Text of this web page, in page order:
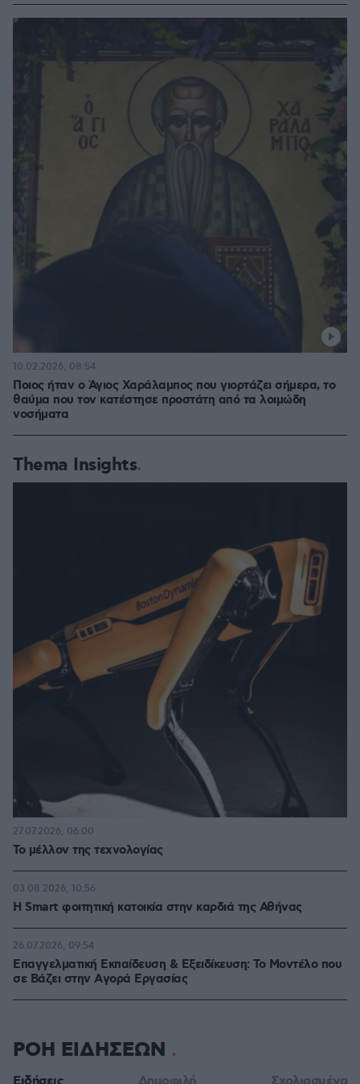
Ποιος ήταν ο Άγιος Χαράλαμπος που γιορτάζει σήμερα, το
θαύμα που τον κατέστησε προστάτη από τα λοιμώδη
νοσήματα
10.02.2026, 08:54
Thema Insights
Το μέλλον της τεχνολογίας
27.07.2026, 06:00
Η Smart φοιτητική κατοικία στην καρδιά της Αθήνας
03.08.2026, 10:56
Επαγγελματική Εκπαίδευση & Εξειδίκευση: Το Mοντέλο που
σε Bάζει στην Aγορά Eργασίας
26.07.2026, 09:54
ΡΟΗ ΕΙΔΗΣΕΩΝ